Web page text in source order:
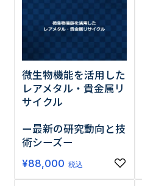
微生物機能を活用した
レアメタル・貴金属リ
サイクル
ー最新の研究動向と技
術シーズー
¥88,000 税込